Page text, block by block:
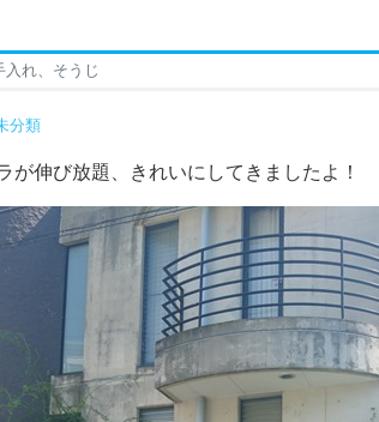
入れ、そうじ
分類
が伸び放題、きれいにしてきましたよ！